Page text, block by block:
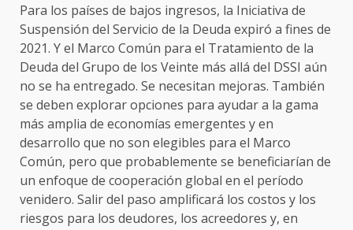
Para los países de bajos ingresos, la Iniciativa de
Suspensión del Servicio de la Deuda expiró a fines de
2021. Y el Marco Común para el Tratamiento de la
Deuda del Grupo de los Veinte más allá del DSSI aún
no se ha entregado. Se necesitan mejoras. También
se deben explorar opciones para ayudar a la gama
más amplia de economías emergentes y en
desarrollo que no son elegibles para el Marco
Común, pero que probablemente se beneficiarían de
un enfoque de cooperación global en el período
venidero. Salir del paso amplificará los costos y los
riesgos para los deudores, los acreedores y, en